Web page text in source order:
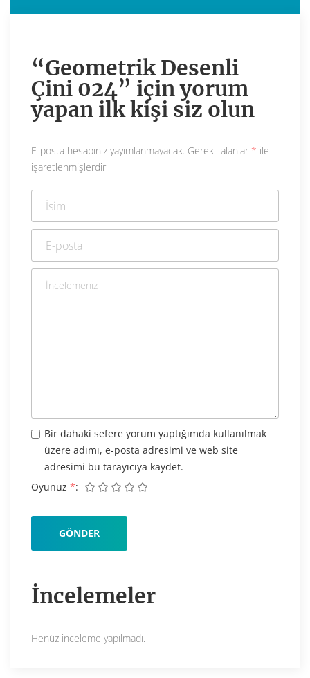
İncelemeler
Henüz inceleme yapılmadı.
“Geometrik Desenli
Çini 024” için yorum
yapan ilk kişi siz olun
E-posta hesabınız yayımlanmayacak. Gerekli alanlar * ile
işaretlenmişlerdir
Oyunuz *
Bir dahaki sefere yorum yaptığımda kullanılmak
üzere adımı, e-posta adresimi ve web site
adresimi bu tarayıcıya kaydet.